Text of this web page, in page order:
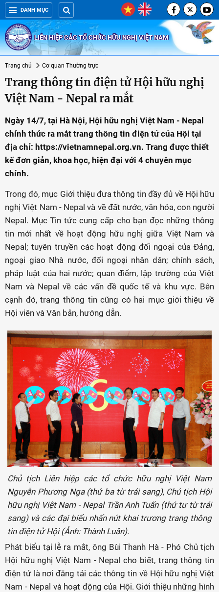
DANH MỤC
LIÊN HIỆP CÁC TỔ CHỨC HỮU NGHỊ VIỆT NAM
Trang chủ Cơ quan Thường trực
Trang thông tin điện tử Hội hữu nghị
Việt Nam - Nepal ra mắt
Ngày 14/7, tại Hà Nội, Hội hữu nghị Việt Nam - Nepal
chính thức ra mắt trang thông tin điện tử của Hội tại
địa chỉ: https://vietnamnepal.org.vn. Trang được thiết
kế đơn giản, khoa học, hiện đại với 4 chuyên mục
chính.
Trong đó, mục Giới thiệu đưa thông tin đầy đủ về Hội hữu
nghị Việt Nam - Nepal và về đất nước, văn hóa, con người
Nepal. Mục Tin tức cung cấp cho bạn đọc những thông
tin mới nhất về hoạt động hữu nghị giữa Việt Nam và
Nepal; tuyên truyền các hoạt động đối ngoại của Đảng,
ngoại giao Nhà nước, đối ngoại nhân dân; chính sách,
pháp luật của hai nước; quan điểm, lập trường của Việt
Nam và Nepal về các vấn đề quốc tế và khu vực. Bên
cạnh đó, trang thông tin cũng có hai mục giới thiệu về
Hội viên và Văn bản, hướng dẫn.
Chủ tịch Liên hiệp các tổ chức hữu nghị Việt Nam
Nguyễn Phương Nga (thứ ba từ trái sang), Chủ tịch Hội
hữu nghị Việt Nam - Nepal Trần Anh Tuấn (thứ tư từ trái
sang) và các đại biểu nhấn nút khai trương trang thông
tin điện tử Hội (Ảnh: Thành Luân).
Phát biểu tại lễ ra mắt, ông Bùi Thanh Hà - Phó Chủ tịch
Hội hữu nghị Việt Nam - Nepal cho biết, trang thông tin
điện tử là nơi đăng tải các thông tin về Hội hữu nghị Việt
Nam - Nepal và hoạt động của Hội. Giới thiệu những hình